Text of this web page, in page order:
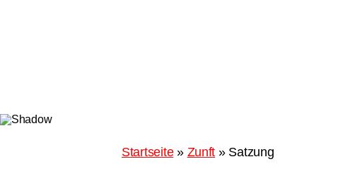
Startseite» Zunft » Satzung